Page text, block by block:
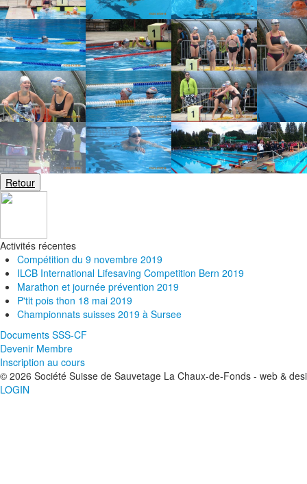
Activités récentes
Compétition du 9 novembre 2019
ILCB International Lifesaving Competition Bern 2019
Marathon et journée prévention 2019
P'tit pois thon 18 mai 2019
Championnats suisses 2019 à Sursee
Documents SSS-CF
Devenir Membre
Inscription au cours
© 2026 Société Suisse de Sauvetage La Chaux-de-Fonds - web &
LOGIN